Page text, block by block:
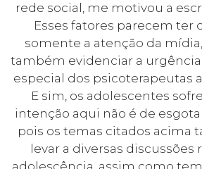
rede social, me motivou a
Esses fatores parecem ter
somente a atenção da
também evidenciar a
especial dos psicoterapeutas
E sim, os adolescentes
intenção aqui não é de
pois os temas citados acima
levar a diversas discussões
adolescência, assim como